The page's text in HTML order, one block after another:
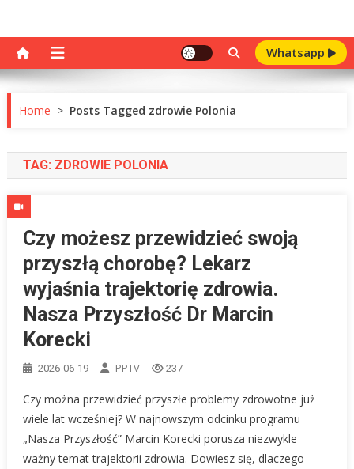
Whatsapp
Home > Posts Tagged zdrowie Polonia
TAG: ZDROWIE POLONIA
Czy możesz przewidzieć swoją
przyszłą chorobę? Lekarz
wyjaśnia trajektorię zdrowia.
Nasza Przyszłość Dr Marcin
Korecki
2026-06-19 PPTV 237
Czy można przewidzieć przyszłe problemy zdrowotne już
wiele lat wcześniej? W najnowszym odcinku programu
„Nasza Przyszłość” Marcin Korecki porusza niezwykle
ważny temat trajektorii zdrowia. Dowiesz się, dlaczego